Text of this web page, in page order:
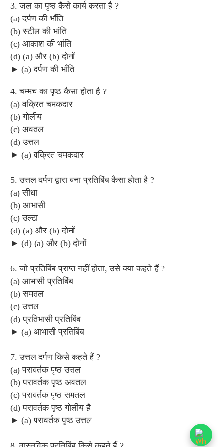
3. जल का पृष्ठ कैसे कार्य करता है ?
(a) दर्पण की भाँति
(b) स्टील की भांति
(c) आकाश की भांति
(d) (a) और (b) दोनों
► (a) दर्पण की भाँति
4. चम्मच का पृष्ठ कैसा होता है ?
(a) वक्रित चमकदार
(b) गोलीय
(c) अवतल
(d) उत्तल
► (a) वक्रित चमकदार
5. उत्तल दर्पण द्वारा बना प्रतिबिंब कैसा होता है ?
(a) सीधा
(b) आभासी
(c) उल्टा
(d) (a) और (b) दोनों
► (d) (a) और (b) दोनों
6. जो प्रतिबिंब प्राप्त नहीं होता, उसे क्या कहते हैं ?
(a) आभासी प्रतिबिंब
(b) समतल
(c) उत्तल
(d) प्रतिभासी प्रतिबिंब
► (a) आभासी प्रतिबिंब
7. उत्तल दर्पण किसे कहते हैं ?
(a) परावर्तक पृष्ठ उत्तल
(b) परावर्तक पृष्ठ अवतल
(c) परावर्तक पृष्ठ समतल
(d) परावर्तक पृष्ठ गोलीय है
► (a) परावर्तक पृष्ठ उत्तल